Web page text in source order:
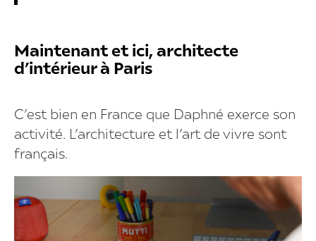
Maintenant et ici, architecte
d’intérieur à Paris
C’est bien en France que Daphné exerce son
activité. L’architecture et l’art de vivre sont
français.